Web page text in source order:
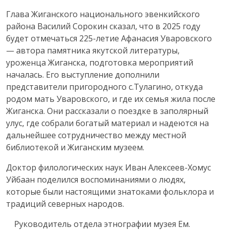
Глава Жиганского национального эвенкийского
района Василий Сорокин сказал, что в 2025 году
будет отмечаться 225-летие Афанасия Уваровского
— автора памятника якутской литературы,
уроженца Жиганска, подготовка мероприятий
началась. Его выступление дополнили
представители пригородного с.Тулагино, откуда
родом мать Уваровского, и где их семья жила после
Жиганска. Они рассказали о поездке в заполярный
улус, где собрали богатый материал и надеются на
дальнейшее сотрудничество между местной
библиотекой и Жиганским музеем.
Доктор филологических наук Иван Алексеев-Хомус
Уйбаан поделился воспоминаниями о людях,
которые были настоящими знатоками фольклора и
традиций северных народов.
Руководитель отдела этнографии музея Ем.